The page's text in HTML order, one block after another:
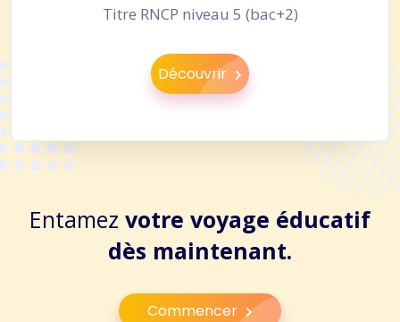
Titre RNCP niveau 5 (bac+2)
Découvrir
Entamez votre voyage éducatif
dès maintenant.
Commencer